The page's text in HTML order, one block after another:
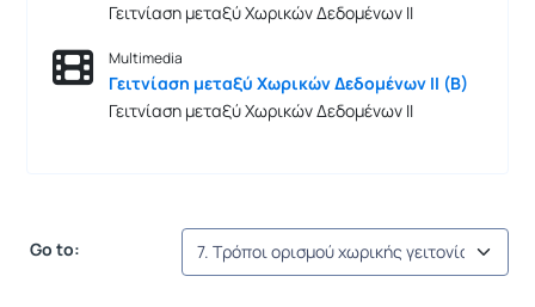
Γειτνίαση μεταξύ Χωρικών Δεδομένων ΙΙ
Multimedia
Γειτνίαση μεταξύ Χωρικών Δεδομένων ΙΙ (Β)
Γειτνίαση μεταξύ Χωρικών Δεδομένων ΙΙ
Go to: